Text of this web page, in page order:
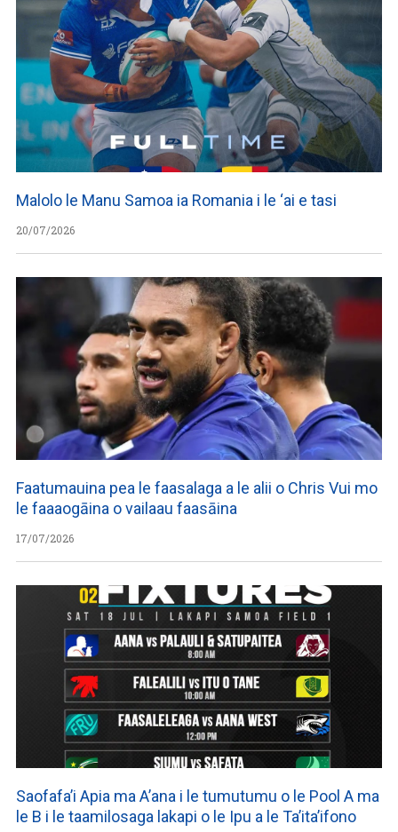
Malolo le Manu Samoa ia Romania i le ‘ai e tasi
20/07/2026
Faatumauina pea le faasalaga a le alii o Chris Vui mo
le faaaogāina o vailaau faasāina
17/07/2026
Saofafa’i Apia ma A’ana i le tumutumu o le Pool A ma
le B i le taamilosaga lakapi o le Ipu a le Ta’ita’ifono